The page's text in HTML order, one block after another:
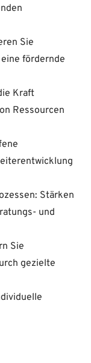
Sie
fördernde
Kraft
Ressourcen
Stärken
und
Sie
gezielte